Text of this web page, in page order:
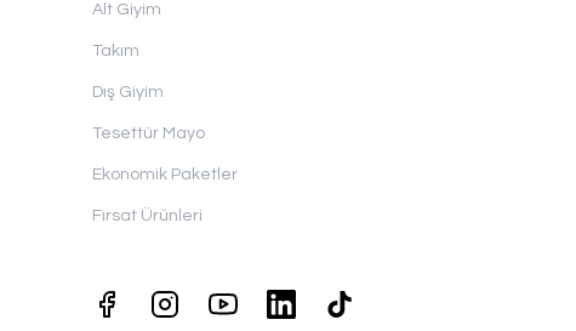
Alt Giyim
Takım
Dış Giyim
Tesettür Mayo
Ekonomik Paketler
Fırsat Ürünleri